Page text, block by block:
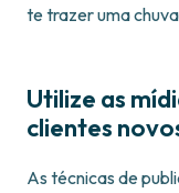
te trazer uma
​​Utilize as
clientes
As técnicas de